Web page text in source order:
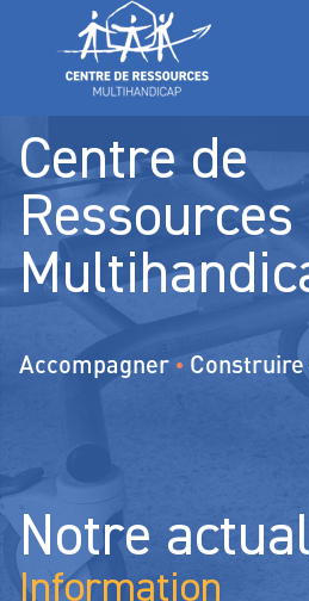
Centre de
Ressources
Accompagner • Construire
Notre
Information